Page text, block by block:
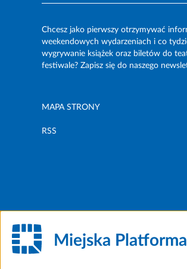
Chcesz jako pierwszy otrzymywać
weekendowych wydarzeniach i co
wygrywanie książek oraz biletów do
festiwale? Zapisz się do naszego
MAPA STRONY
RSS
Miejska